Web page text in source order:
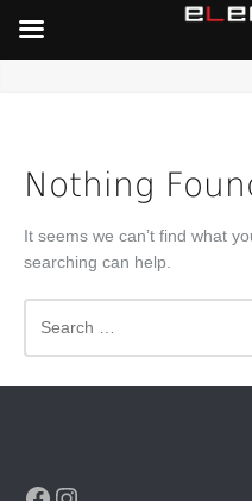
Nothing
It seems we can’t find what
searching can help.
Facebook